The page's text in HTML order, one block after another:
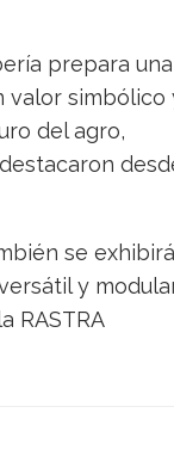
prepara una
valor simbólico
del agro,
se
y
RASTRA